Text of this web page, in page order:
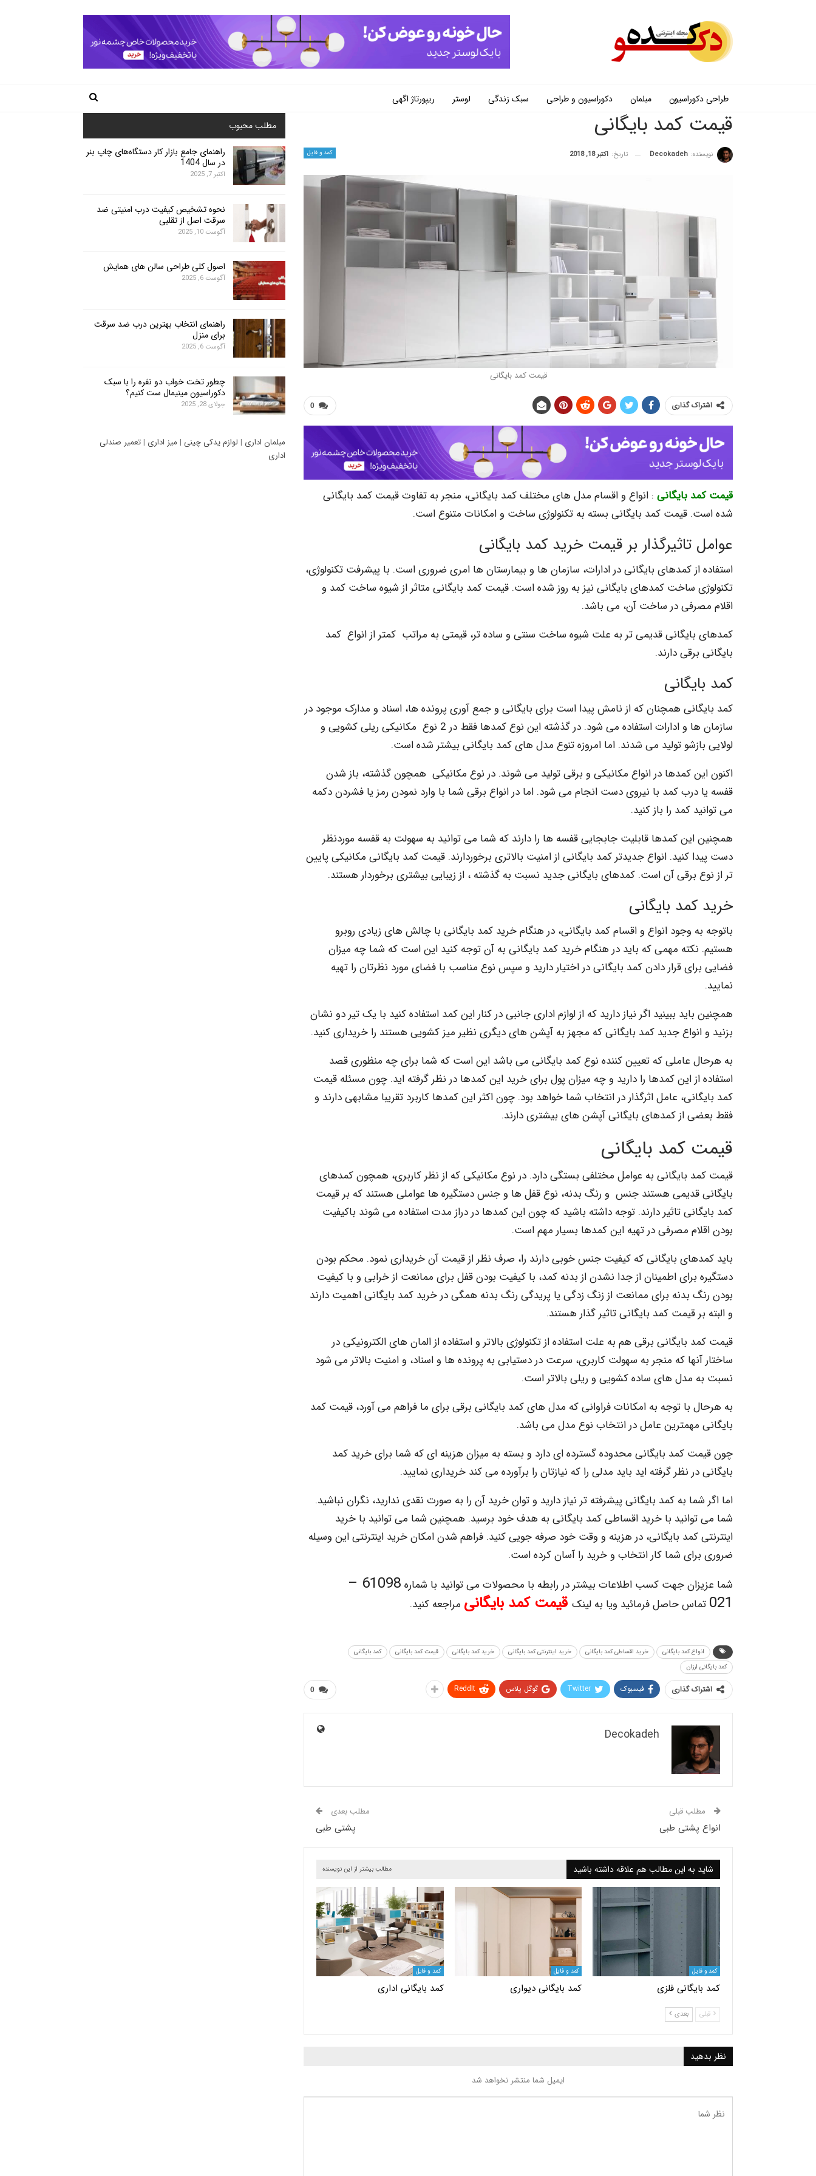
طراحی دکوراسیون مبلمان دکوراسیون و طراحی سبک زندگی لوستر ریپورتاژ اگهی
قیمت کمد بایگانی
کمد و فایل نویسنده: Decokadeh تاریخ: اکتبر 18, 2018
قیمت کمد بایگانی
0 اشتراک گذاری
قیمت کمد بایگانی : انواع و اقسام مدل های مختلف کمد بایگانی، منجر به تفاوت قیمت کمد بایگانی
شده است. قیمت کمد بایگانی بسته به تکنولوژی ساخت و امکانات متنوع است.
عوامل تاثیرگذار بر قیمت خرید کمد بایگانی
استفاده از کمدهای بایگانی در ادارات، سازمان ها و بیمارستان ها امری ضروری است. با پیشرفت تکنولوژی،
تکنولوژی ساخت کمدهای بایگانی نیز به روز شده است. قیمت کمد بایگانی متاثر از شیوه ساخت کمد و
اقلام مصرفی در ساخت آن، می باشد.
کمدهای بایگانی قدیمی تر به علت شیوه ساخت سنتی و ساده تر، قیمتی به مراتب کمتر از انواع کمد
بایگانی برقی دارند.
کمد بایگانی
کمد بایگانی همچنان که از نامش پیدا است برای بایگانی و جمع آوری پرونده ها، اسناد و مدارک موجود در
سازمان ها و ادارات استفاده می شود. در گذشته این نوع کمدها فقط در 2 نوع مکانیکی ریلی کشویی و
لولایی بازشو تولید می شدند. اما امروزه تنوع مدل های کمد بایگانی بیشتر شده است.
اکنون این کمدها در انواع مکانیکی و برقی تولید می شوند. در نوع مکانیکی همچون گذشته، باز شدن
قفسه یا درب کمد با نیروی دست انجام می شود. اما در انواع برقی شما با وارد نمودن رمز یا فشردن دکمه
می توانید کمد را باز کنید.
همچنین این کمدها قابلیت جابجایی قفسه ها را دارند که شما می توانید به سهولت به قفسه موردنظر
دست پیدا کنید. انواع جدیدتر کمد بایگانی از امنیت بالاتری برخوردارند. قیمت کمد بایگانی مکانیکی پایین
تر از نوع برقی آن است. کمدهای بایگانی جدید نسبت به گذشته ، از زیبایی بیشتری برخوردار هستند.
خرید کمد بایگانی
باتوجه به وجود انواع و اقسام کمد بایگانی، در هنگام خرید کمد بایگانی با چالش های زیادی روبرو
هستیم. نکته مهمی که باید در هنگام خرید کمد بایگانی به آن توجه کنید این است که شما چه میزان
فضایی برای قرار دادن کمد بایگانی در اختیار دارید و سپس نوع مناسب با فضای مورد نظرتان را تهیه
نمایید.
همچنین باید ببینید اگر نیاز دارید که از لوازم اداری جانبی در کنار این کمد استفاده کنید با یک تیر دو نشان
بزنید و انواع جدید کمد بایگانی که مجهز به آپشن های دیگری نظیر میز کشویی هستند را خریداری کنید.
به هرحال عاملی که تعیین کننده نوع کمد بایگانی می باشد این است که شما برای چه منظوری قصد
استفاده از این کمدها را دارید و چه میزان پول برای خرید این کمدها در نظر گرفته اید. چون مسئله قیمت
کمد بایگانی، عامل اثرگذار در انتخاب شما خواهد بود. چون اکثر این کمدها کاربرد تقریبا مشابهی دارند و
فقط بعضی از کمدهای بایگانی آپشن های بیشتری دارند.
قیمت کمد بایگانی
قیمت کمد بایگانی به عوامل مختلفی بستگی دارد. در نوع مکانیکی که از نظر کاربری، همچون کمدهای
بایگانی قدیمی هستند جنس و رنگ بدنه، نوع قفل ها و جنس دستگیره ها عواملی هستند که بر قیمت
کمد بایگانی تاثیر دارند. توجه داشته باشید که چون این کمدها در دراز مدت استفاده می شوند باکیفیت
بودن اقلام مصرفی در تهیه این کمدها بسیار مهم است.
باید کمدهای بایگانی که کیفیت جنس خوبی دارند را، صرف نظر از قیمت آن خریداری نمود. محکم بودن
دستگیره برای اطمینان از جدا نشدن از بدنه کمد، با کیفیت بودن قفل برای ممانعت از خرابی و با کیفیت
بودن رنگ بدنه برای ممانعت از زنگ زدگی یا پریدگی رنگ بدنه همگی در خرید کمد بایگانی اهمیت دارند
و البته بر قیمت کمد بایگانی تاثیر گذار هستند.
قیمت کمد بایگانی برقی هم به علت استفاده از تکنولوژی بالاتر و استفاده از المان های الکترونیکی در
ساختار آنها که منجر به سهولت کاربری، سرعت در دستیابی به پرونده ها و اسناد، و امنیت بالاتر می شود
نسبت به مدل های ساده کشویی و ریلی بالاتر است.
به هرحال با توجه به امکانات فراوانی که مدل های کمد بایگانی برقی برای ما فراهم می آورد، قیمت کمد
بایگانی مهمترین عامل در انتخاب نوع مدل می باشد.
چون قیمت کمد بایگانی محدوده گسترده ای دارد و بسته به میزان هزینه ای که شما برای خرید کمد
بایگانی در نظر گرفته اید باید مدلی را که نیازتان را برآورده می کند خریداری نمایید.
اما اگر شما به کمد بایگانی پیشرفته تر نیاز دارید و توان خرید آن را به صورت نقدی ندارید، نگران نباشید.
شما می توانید با خرید اقساطی کمد بایگانی به هدف خود برسید. همچنین شما می توانید با خرید
اینترنتی کمد بایگانی، در هزینه و وقت خود صرفه جویی کنید. فراهم شدن امکان خرید اینترنتی این وسیله
ضروری برای شما کار انتخاب و خرید را آسان کرده است.
شما عزیزان جهت کسب اطلاعات بیشتر در رابطه با محصولات می توانید با شماره
61098 –
021 تماس حاصل فرمائید ویا به لینک قیمت کمد بایگانی مراجعه کنید.
انواع کمد بایگانی خرید اقساطی کمد بایگانی خرید اینترنتی کمد بایگانی خرید کمد بایگانی قیمت کمد بایگانی
کمد بایگانی
کمد بایگانی ارزان
0 اشتراک گذاری فیسبوک Twitter گوگل پلاس ReddIt
Decokadeh
مطلب قبلی
انواع پشتی طبی
مطلب بعدی
پشتی طبی
شاید به این مطالب هم علاقه داشته باشید مطالب بیشتر از این نویسنده
کمد و فایل
کمد بایگانی فلزی
کمد و فایل
کمد بایگانی دیواری
کمد و فایل
کمد بایگانی اداری
قبلی بعدی
نظر بدهید
ایمیل شما منتشر نخواهد شد
مطلب محبوب
راهنمای جامع بازار کار دستگاه‌های چاپ بنر
در سال 1404
اکتبر 7, 2025
نحوه تشخیص کیفیت درب امنیتی ضد
سرقت اصل از تقلبی
آگوست 10, 2025
اصول کلی طراحی سالن های همایش
آگوست 6, 2025
راهنمای انتخاب بهترین درب ضد سرقت
برای منزل
آگوست 6, 2025
چطور تخت خواب دو نفره را با سبک
دکوراسیون مینیمال ست کنیم؟
جولای 28, 2025
مبلمان اداری | لوازم یدکی چینی | میز اداری | تعمیر صندلی
اداری